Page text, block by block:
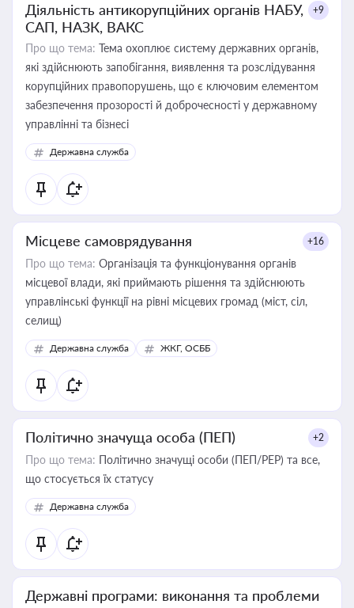
Діяльність антикорупційних органів НАБУ,
САП, НАЗК, ВАКС
+9
Про що тема: Тема охоплює систему державних органів,
які здійснюють запобігання, виявлення та розслідування
корупційних правопорушень, що є ключовим елементом
забезпечення прозорості й доброчесності у державному
управлінні та бізнесі
Державна служба
Місцеве самоврядування +16
Про що тема: Організація та функціонування органів
місцевої влади, які приймають рішення та здійснюють
управлінські функції на рівні місцевих громад (міст, сіл,
селищ)
Державна служба ЖКГ, ОСББ
Політично значуща особа (ПЕП) +2
Про що тема: Політично значущі особи (ПЕП/PEP) та все,
що стосується їх статусу
Державна служба
Державні програми: виконання та проблеми